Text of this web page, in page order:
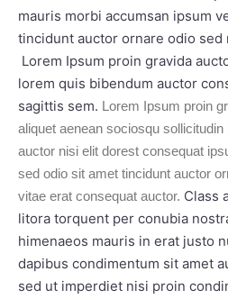
mauris morbi accumsan ipsum
tincidunt auctor ornare odio sed
Lorem Ipsum proin gravida
lorem quis bibendum auctor
sagittis sem. Lorem Ipsum proin
aliquet aenean sociosqu
auctor nisi elit dorest consequat
sed odio sit amet tincidunt auctor
vitae erat consequat auctor. Class
litora torquent per conubia
himenaeos mauris in erat justo
dapibus condimentum sit amet
sed ut imperdiet nisi proin